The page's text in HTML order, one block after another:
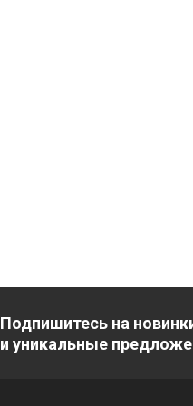
Подпишитесь на
и уникальные